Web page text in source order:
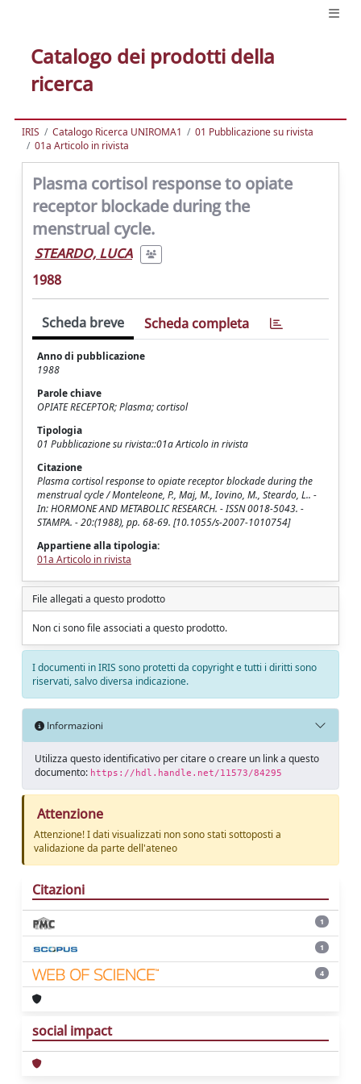
Catalogo dei prodotti della
ricerca
IRIS Catalogo Ricerca UNIROMA1
01 Pubblicazione su rivista
01a Articolo in rivista
Plasma cortisol response to opiate
receptor blockade during the
menstrual cycle.
STEARDO, LUCA
1988
Scheda breve Scheda completa
Anno di pubblicazione
1988
Parole chiave
OPIATE RECEPTOR; Plasma; cortisol
Tipologia
01 Pubblicazione su rivista::01a Articolo in rivista
Citazione
Plasma cortisol response to opiate receptor blockade during the
menstrual cycle / Monteleone, P., Maj, M., Iovino, M., Steardo, L.. -
In: HORMONE AND METABOLIC RESEARCH. - ISSN 0018-5043. -
STAMPA. - 20:(1988), pp. 68-69. [10.1055/s-2007-1010754]
Appartiene alla tipologia:
01a Articolo in rivista
File allegati a questo prodotto
Non ci sono file associati a questo prodotto.
I documenti in IRIS sono protetti da copyright e tutti i diritti sono
riservati, salvo diversa indicazione.
Informazioni
Utilizza questo identificativo per citare o creare un link a questo
documento: https://hdl.handle.net/11573/84295
Attenzione
Attenzione! I dati visualizzati non sono stati sottoposti a
validazione da parte dell'ateneo
Citazioni
1
1
4
social impact